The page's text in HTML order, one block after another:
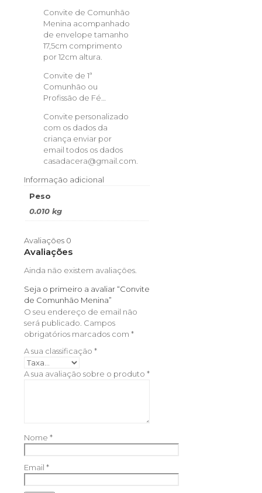
Convite de Comunhão
Menina acompanhado
de envelope tamanho
17,5cm comprimento
por 12cm altura.
Convite de 1ª
Comunhão ou
Profissão de Fé…
Convite personalizado
com os dados da
criança enviar por
email todos os dados
casadacera@gmail.com.
Informação adicional
Peso
0.010 kg
Avaliações 0
Avaliações
Ainda não existem avaliações.
Seja o primeiro a avaliar “Convite
de Comunhão Menina”
O seu endereço de email não
será publicado. Campos
obrigatórios marcados com *
A sua classificação *
A sua avaliação sobre o produto *
Nome *
Email *